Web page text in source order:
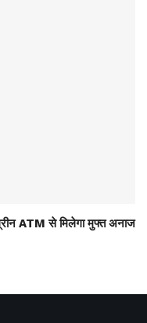
ATM से मिलेगा मुफ्त अनाज